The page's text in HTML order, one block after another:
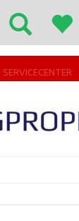
SERVICECENTER